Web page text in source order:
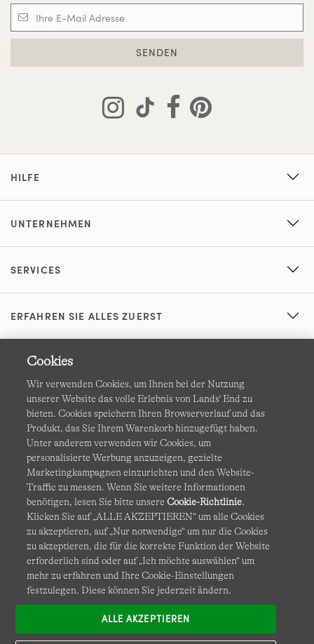
SENDEN
HILFE
UNTERNEHMEN
SERVICES
ERFAHREN SIE ALLES ZUERST
AGB Datenschutz & Sicherheit
Cookies Ich möchte auswählen Barrierefreiheit
Site Map Internationale Websites
Diese Website ist durch reCAPTCHA geschützt. Es gelten die
Datenschutzerklärung undNutzungsbedingungenvon
Google.
Cookies
Wir verwenden Cookies, um Ihnen bei der Nutzung
unserer Website das volle Erlebnis von Lands' End zu
bieten. Cookies speichern Ihren Browserverlauf und das
Produkt, das Sie Ihrem Warenkorb hinzugefügt haben.
Unter anderem verwenden wir Cookies, um
personalisierte Werbung anzuzeigen, gezielte
Marketingkampagnen einzurichten und den Website-
Traffic zu messen. Wenn Sie weitere Informationen
benötigen, lesen Sie bitte unsereCookie-Richtlinie.
Klicken Sie auf „ALLE AKZEPTIEREN“ um alle Cookies
zu akzeptieren, auf „Nur notwendige“ um nur die Cookies
zu akzeptieren, die für die korrekte Funktion der Website
erforderlich sind oder auf „Ich möchte auswählen“ um
mehr zu erfahren und Ihre Cookie-Einstellungen
festzulegen. Diese können Sie jederzeit ändern.
ALLE AKZEPTIEREN